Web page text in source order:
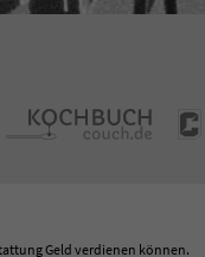
Geld verdienen können.